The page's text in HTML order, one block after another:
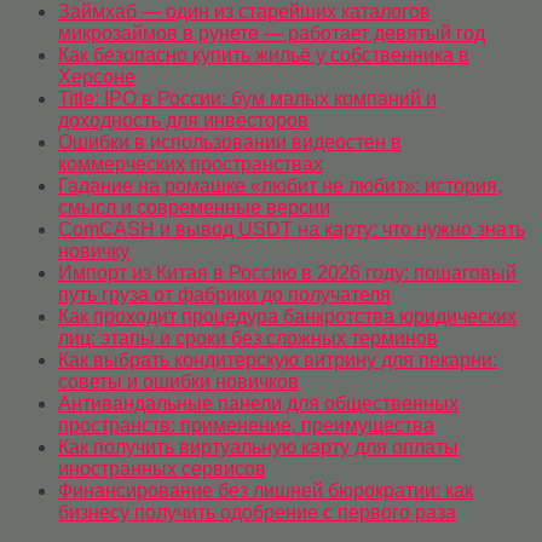
Займхаб — один из старейших каталогов
микрозаймов в рунете — работает девятый год
Как безопасно купить жильё у собственника в
Херсоне
Title: IPO в России: бум малых компаний и
доходность для инвесторов
Ошибки в использовании видеостен в
коммерческих пространствах
Гадание на ромашке «любит не любит»: история,
смысл и современные версии
ComCASH и вывод USDT на карту: что нужно знать
новичку
Импорт из Китая в Россию в 2026 году: пошаговый
путь груза от фабрики до получателя
Как проходит процедура банкротства юридических
лиц: этапы и сроки без сложных терминов
Как выбрать кондитерскую витрину для пекарни:
советы и ошибки новичков
Антивандальные панели для общественных
пространств: применение, преимущества
Как получить виртуальную карту для оплаты
иностранных сервисов
Финансирование без лишней бюрократии: как
бизнесу получить одобрение с первого раза